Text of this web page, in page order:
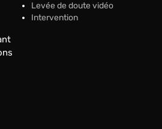
Levée de doute vidéo
Intervention